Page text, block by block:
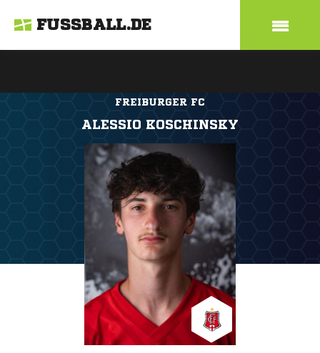
FUSSBALL.DE
FREIBURGER FC
ALESSIO KOSCHINSKY